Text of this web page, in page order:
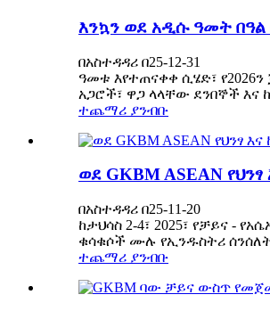
እንኳን ወደ አዲሱ ዓመት በዓል
በአስተዳዳሪ በ25-12-31
ዓመቱ እየተጠናቀቀ ሲሄድ፣
አጋሮች፣ ዋጋ ላላቸው ደንበኞች እና
ተጨማሪ ያንብቡ
ወደ GKBM ASEAN
በአስተዳዳሪ በ25-11-20
ከታህሳስ 2-4፣ 2025፣ የቻይና -
ቁሳቁሶች ሙሉ የኢንዱስትሪ
ተጨማሪ ያንብቡ